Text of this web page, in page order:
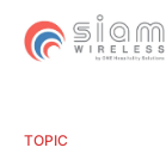
TOPIC